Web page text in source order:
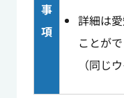
事
項
詳細は
ことが
（同じ